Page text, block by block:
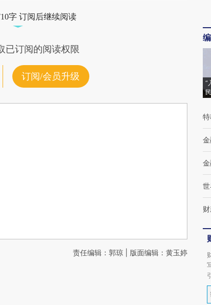
字 订阅后继续阅读
已订阅的阅读权限
订阅/会员升级
责任编辑：郭琼 | 版面编辑：黄玉婷
“